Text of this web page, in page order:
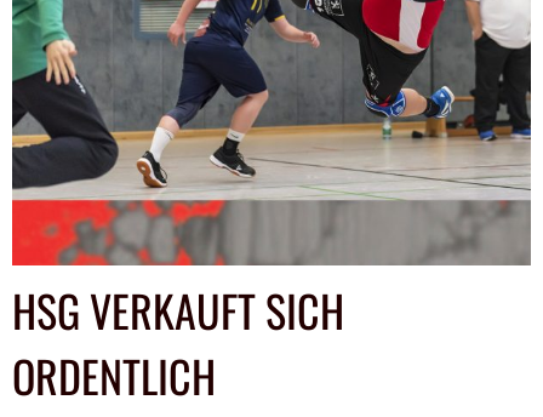
HSG VERKAUFT SICH
ORDENTLICH